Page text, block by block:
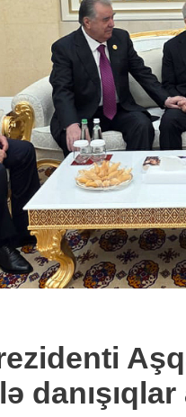
danışıqlar